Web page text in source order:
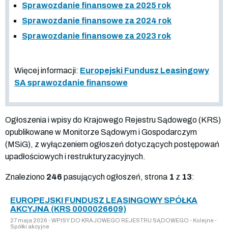
Sprawozdanie finansowe za 2025 rok
Sprawozdanie finansowe za 2024 rok
Sprawozdanie finansowe za 2023 rok
Więcej informacji: Europejski Fundusz Leasingowy
SA sprawozdanie finansowe
Ogłoszenia i wpisy do Krajowego Rejestru Sądowego (KRS)
opublikowane w Monitorze Sądowym i Gospodarczym
(MSiG), z wyłączeniem ogłoszeń dotyczących postępowań
upadłościowych i restrukturyzacyjnych.
Znaleziono 246 pasujących ogłoszeń, strona 1 z 13:
EUROPEJSKI FUNDUSZ LEASINGOWY SPÓŁKA
AKCYJNA (KRS 0000026609)
27 maja 2026 - WPISY DO KRAJOWEGO REJESTRU SĄDOWEGO - Kolejne -
Spółki akcyjne